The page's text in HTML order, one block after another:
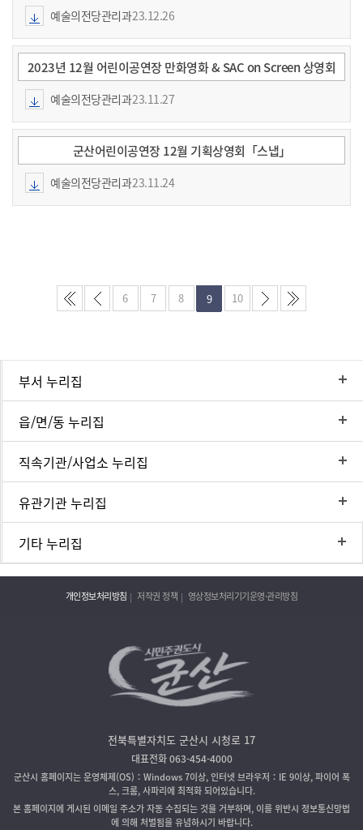
예술의전당관리과23.12.26
2023년 12월 어린이공연장 만화영화 & SAC on Screen 상영회
예술의전당관리과23.11.27
군산어린이공연장 12월 기획상영회「스냅」
예술의전당관리과23.11.24
6 7 8 9 10
부서 누리집
읍/면/동 누리집
직속기관/사업소 누리집
유관기관 누리집
기타 누리집
개인정보처리방침 저작권 정책 영상정보처리기기운영·관리방침
전북특별자치도 군산시 시청로 17
대표전화 063-454-4000
군산시 홈페이지는 운영체제(OS)：Windows 7이상, 인터넷 브라우저：IE 9이상, 파이어 폭
스, 크롬, 사파리에 최적화 되어있습니다.
본 홈페이지에 게시된 이메일 주소가 자동 수집되는 것을 거부하며, 이를 위반시 정보통신망법
에 의해 처벌됨을 유념하시기 바랍니다.